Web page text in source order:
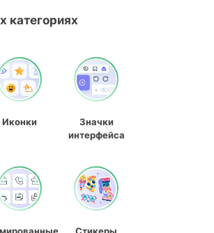
категориях
Иконки
Значки
интерфейса